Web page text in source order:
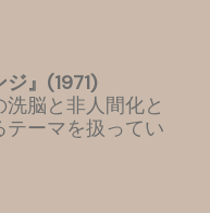
ジ』(1971)
脳と非人間化と
ーマを扱ってい